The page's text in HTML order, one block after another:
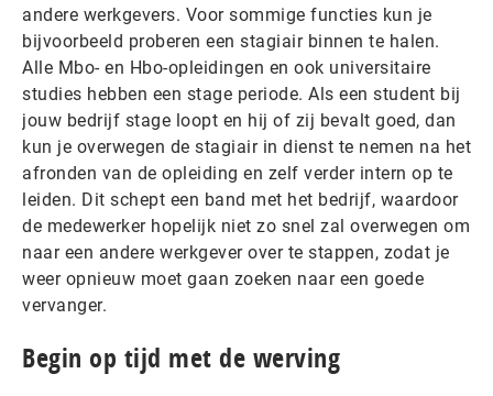
andere werkgevers. Voor sommige functies kun je
bijvoorbeeld proberen een stagiair binnen te halen.
Alle Mbo- en Hbo-opleidingen en ook universitaire
studies hebben een stage periode. Als een student bij
jouw bedrijf stage loopt en hij of zij bevalt goed, dan
kun je overwegen de stagiair in dienst te nemen na het
afronden van de opleiding en zelf verder intern op te
leiden. Dit schept een band met het bedrijf, waardoor
de medewerker hopelijk niet zo snel zal overwegen om
naar een andere werkgever over te stappen, zodat je
weer opnieuw moet gaan zoeken naar een goede
vervanger.
Begin op tijd met de werving